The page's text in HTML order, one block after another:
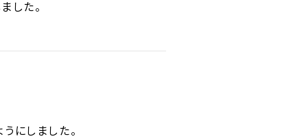
した。
にしました。